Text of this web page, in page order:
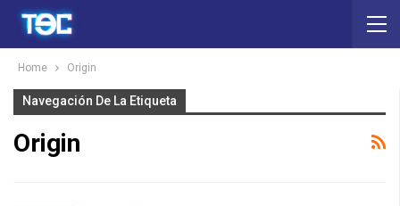
Home Origin
Navegación De La Etiqueta
Origin